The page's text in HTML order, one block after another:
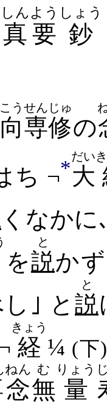
真要
しんよう
鈔
しょう
う
専修
せんじゅ
の
ち ¬*大
だい
く​なか​
を説
と
か​
｣ と 説
と
経
きょう
¼ (下)
ねん
無
む
量
りょう